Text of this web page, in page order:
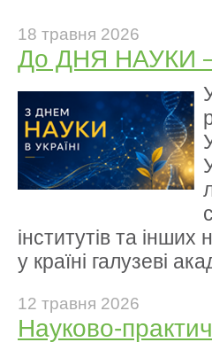
18 травня 2026
До ДНЯ НАУКИ
інститутів та
у країні галузеві
12 травня 2026
Науково-